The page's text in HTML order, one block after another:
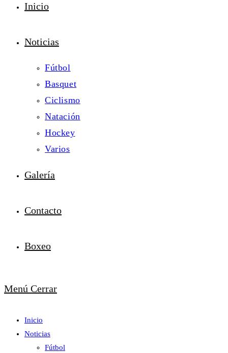
Inicio
Noticias
Fútbol
Basquet
Ciclismo
Natación
Hockey
Varios
Galería
Contacto
Boxeo
Menú Cerrar
Inicio
Noticias
Fútbol